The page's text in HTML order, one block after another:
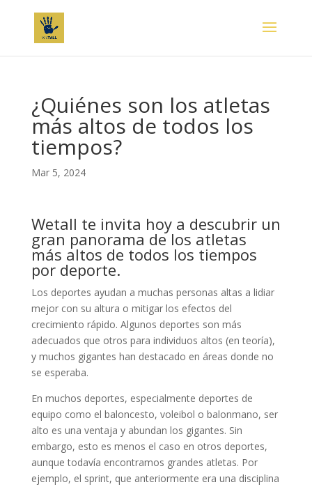
¿Quiénes son los atletas
más altos de todos los
tiempos?
Mar 5, 2024
Wetall te invita hoy a descubrir un
gran panorama de los atletas
más altos de todos los tiempos
por deporte.
Los deportes ayudan a muchas personas altas a lidiar
mejor con su altura o mitigar los efectos del
crecimiento rápido. Algunos deportes son más
adecuados que otros para individuos altos (en teoría),
y muchos gigantes han destacado en áreas donde no
se esperaba.
En muchos deportes, especialmente deportes de
equipo como el baloncesto, voleibol o balonmano, ser
alto es una ventaja y abundan los gigantes. Sin
embargo, esto es menos el caso en otros deportes,
aunque todavía encontramos grandes atletas. Por
ejemplo, el sprint, que anteriormente era una disciplina